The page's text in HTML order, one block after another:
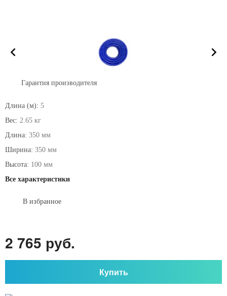
Гарантия производителя
Длина (м): 5
Вес: 2.65 кг
Длина: 350 мм
Ширина: 350 мм
Высота: 100 мм
Все характеристики
В избранное
2 765 руб.
Купить